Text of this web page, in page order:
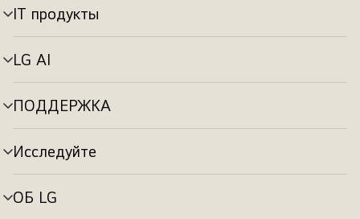
IT продукты
Переключатель
меню
LG AI
Переключатель
меню
ПОДДЕРЖКА
Переключатель
меню
Исследуйте
Переключатель
меню
ОБ LG
Переключатель